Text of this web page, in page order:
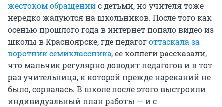
жестоком обращениис детьми, но учителя тоже
нередко жалуются на школьников. После того как
осенью прошлого года в интернет попало видео из
школы в Красноярске, где педагоготтаскала за
воротник семиклассника, ее коллеги рассказали,
что мальчик регулярно доводит педагогов и в тот
раз учительница, к которой прежде нареканий не
было, сорвалась. В школе после этого выстроили
индивидуальный план работы — и с